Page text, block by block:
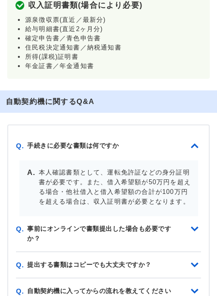
収入証明書類(場合により必要)
源泉徴収票(直近／最新分)
給与明細書(直近2ヶ月分)
確定申告書／青色申告書
住民税決定通知書／納税通知書
所得(課税)証明書
年金証書／年金通知書
自動契約機に関するQ&A
Q. 手続きに必要な書類は何ですか
本人確認書類として、運転免許証などの身分証明
書が必要です。また、借入希望額が50万円を超え
る場合・他社借入と借入希望額の合計が100万円
を超える場合は、収入証明書が必要となります。
Q. 事前にオンラインで書類提出した場合も必要です
か？
Q. 提出する書類はコピーでも大丈夫ですか？
Q. 自動契約機に入ってからの流れを教えてください